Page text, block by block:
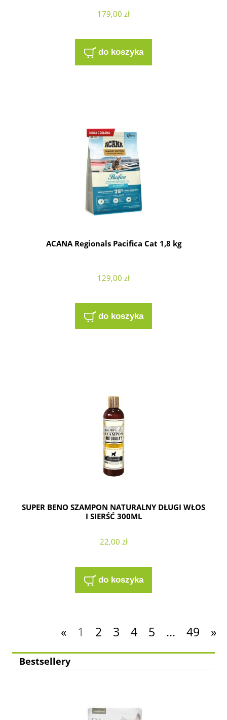
179,00 zł
do koszyka
ACANA Regionals Pacifica Cat 1,8 kg
129,00 zł
do koszyka
SUPER BENO SZAMPON NATURALNY DŁUGI WŁOS
I SIERŚĆ 300ML
22,00 zł
do koszyka
« 1 2 3 4 5 ... 49 »
Bestsellery